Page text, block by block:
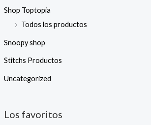
Shop Toptopia
Todos los productos
Snoopy shop
Stitchs Productos
Uncategorized
Los favoritos